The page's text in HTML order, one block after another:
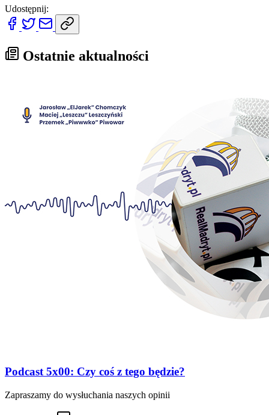
Udostępnij:
Ostatnie aktualności
Podcast 5x00: Czy coś z tego będzie?
Zapraszamy do wysłuchania naszych opinii